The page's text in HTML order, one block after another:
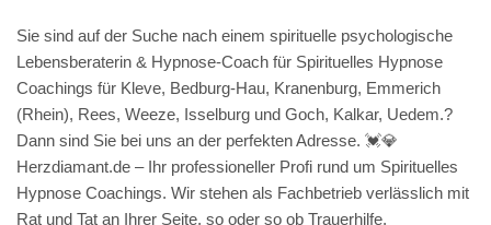
Sie sind auf der Suche nach einem spirituelle psychologische
Lebensberaterin & Hypnose-Coach für Spirituelles Hypnose
Coachings für Kleve, Bedburg-Hau, Kranenburg, Emmerich
(Rhein), Rees, Weeze, Isselburg und Goch, Kalkar, Uedem.?
Dann sind Sie bei uns an der perfekten Adresse. 💓️💎
Herzdiamant.de – Ihr professioneller Profi rund um Spirituelles
Hypnose Coachings. Wir stehen als Fachbetrieb verlässlich mit
Rat und Tat an Ihrer Seite, so oder so ob Trauerhilfe,